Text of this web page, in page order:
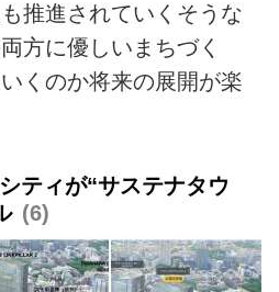
推進されていくそうな
方に優しいまちづく
くのか将来の展開が楽
ティが“サステナタウ
6